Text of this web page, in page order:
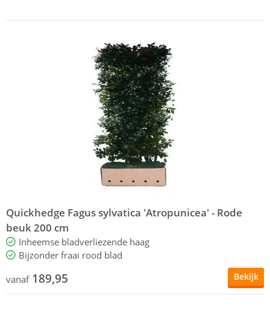
Quickhedge Fagus sylvatica 'Atropunicea' - Rode
beuk 200 cm
Inheemse bladverliezende haag
Bijzonder fraai rood blad
vanaf 189,95 Bekijk